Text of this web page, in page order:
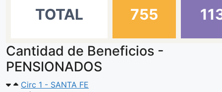
TOTAL 755
Cantidad de Beneficios -
PENSIONADOS
Circ 1 - SANTA FE